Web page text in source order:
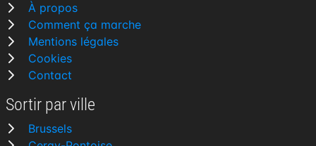
À propos
Comment ça marche
Mentions légales
Cookies
Contact
Sortir par ville
Brussels